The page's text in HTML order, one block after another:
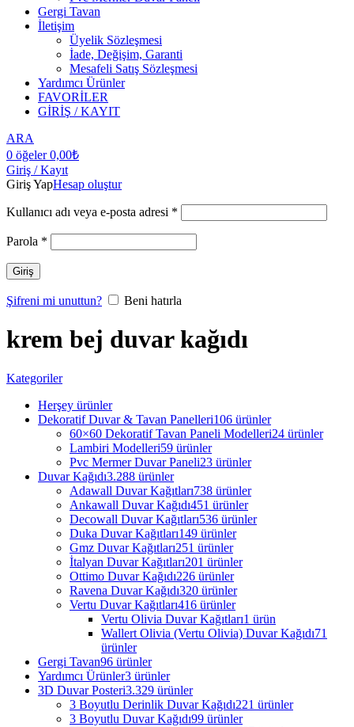
Gergi Tavan
İletişim
Üyelik Sözleşmesi
İade, Değişim, Garanti
Mesafeli Satış Sözleşmesi
Yardımcı Ürünler
FAVORİLER
GİRİŞ / KAYIT
ARA
0 öğeler 0,00₺
Giriş / Kayıt
Giriş YapHesap oluştur
Kullanıcı adı veya e-posta adresi *
Parola *
Giriş
Şifreni mi unuttun? Beni hatırla
krem bej duvar kağıdı
Kategoriler
Herşey ürünler
Dekoratif Duvar & Tavan Panelleri106 ürünler
60×60 Dekoratif Tavan Paneli Modelleri24 ürünler
Lambiri Modelleri59 ürünler
Pvc Mermer Duvar Paneli23 ürünler
Duvar Kağıdı3.288 ürünler
Adawall Duvar Kağıtları738 ürünler
Ankawall Duvar Kağıdı451 ürünler
Decowall Duvar Kağıtları536 ürünler
Duka Duvar Kağıtları149 ürünler
Gmz Duvar Kağıtları251 ürünler
İtalyan Duvar Kağıtları201 ürünler
Ottimo Duvar Kağıdı226 ürünler
Ravena Duvar Kağıdı320 ürünler
Vertu Duvar Kağıtları416 ürünler
Vertu Olivia Duvar Kağıtları1 ürün
Wallert Olivia (Vertu Olivia) Duvar Kağıdı71
ürünler
Gergi Tavan96 ürünler
Yardımcı Ürünler3 ürünler
3D Duvar Posteri3.329 ürünler
3 Boyutlu Derinlik Duvar Kağıdı221 ürünler
3 Boyutlu Duvar Kağıdı99 ürünler